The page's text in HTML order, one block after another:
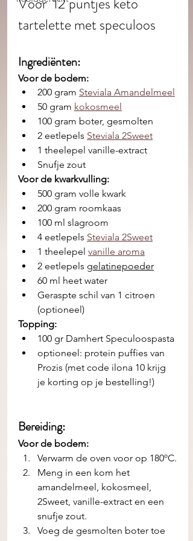
tartelette met speculoos
Ingrediënten:
Voor de bodem:
200 gram Steviala Amandelmeel
50 gram kokosmeel
100 gram boter, gesmolten
2 eetlepels Steviala 2Sweet
1 theelepel vanille-extract
Snufje zout
Voor de kwarkvulling:
500 gram volle kwark
200 gram roomkaas
100 ml slagroom
4 eetlepels Steviala 2Sweet
1 theelepel vanille aroma
2 eetlepels gelatinepoeder
60 ml heet water
Geraspte schil van 1 citroen
(optioneel)
Topping:
100 gr Damhert Speculoospasta
optioneel: protein puffies van
Prozis (met code ilona 10 krijg
je korting op je bestelling!)
Bereiding:
Voor de bodem:
Verwarm de oven voor op 180ºC.
Meng in een kom het
amandelmeel, kokosmeel,
2Sweet, vanille-extract en een
snufje zout.
Voeg de gesmolten boter toe